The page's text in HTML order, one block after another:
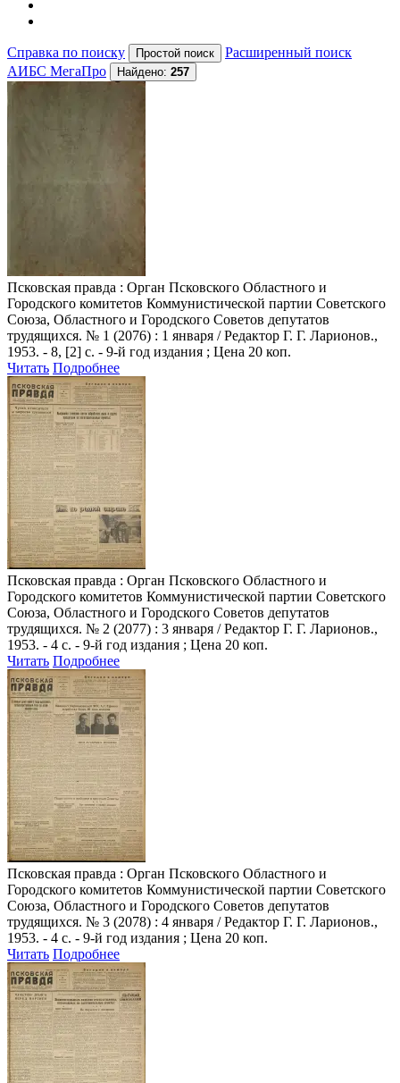
Справка по поиску
Расширенный поиск
АИБС МегаПро
Найдено: 257
Псковская правда : Орган Псковского Областного и
Городского комитетов Коммунистической партии Советского
Союза, Областного и Городского Советов депутатов
трудящихся. № 1 (2076) : 1 января / Редактор Г. Г. Ларионов.,
1953. - 8, [2] с. - 9-й год издания ; Цена 20 коп.
Читать Подробнее
Псковская правда : Орган Псковского Областного и
Городского комитетов Коммунистической партии Советского
Союза, Областного и Городского Советов депутатов
трудящихся. № 2 (2077) : 3 января / Редактор Г. Г. Ларионов.,
1953. - 4 с. - 9-й год издания ; Цена 20 коп.
Читать Подробнее
Псковская правда : Орган Псковского Областного и
Городского комитетов Коммунистической партии Советского
Союза, Областного и Городского Советов депутатов
трудящихся. № 3 (2078) : 4 января / Редактор Г. Г. Ларионов.,
1953. - 4 с. - 9-й год издания ; Цена 20 коп.
Читать Подробнее